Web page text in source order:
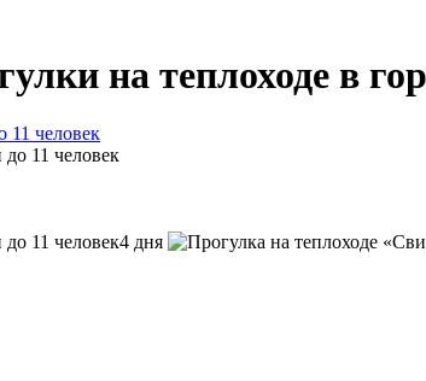
на теплоходе в
11 человек
4 дня